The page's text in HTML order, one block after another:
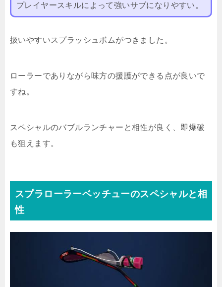
プレイヤースキルによって強いサブになりやすい。
扱いやすいスプラッシュボムがつきました。
ローラーでありながら味方の援護ができる点が良いで
すね。
スペシャルのバブルランチャーと相性が良く、即爆破
も狙えます。
スプラローラーベッチューのスペシャルと相
性